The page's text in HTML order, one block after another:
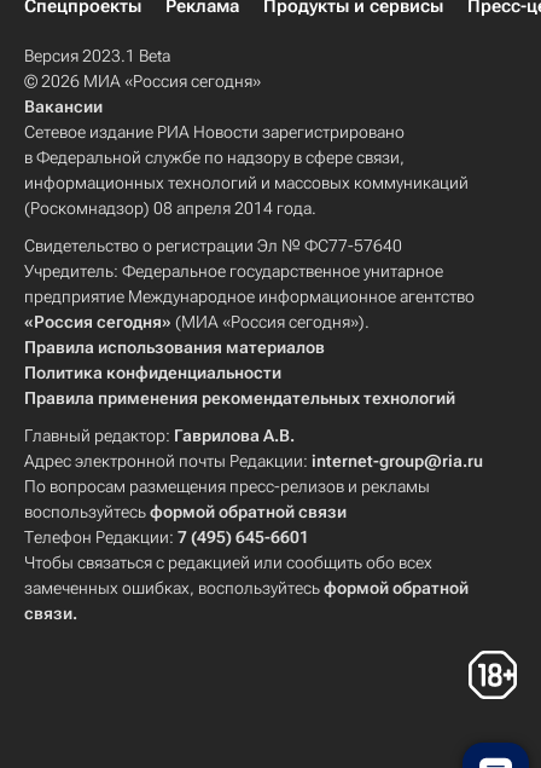
Спецпроекты
Реклама Продукты и сервисы Пресс-
Версия 2023.1 Beta
© 2026 МИА «Россия сегодня»
Вакансии
Сетевое издание РИА Новости зарегистрировано
в Федеральной службе по надзору в сфере связи,
информационных технологий и массовых коммуникаций
(Роскомнадзор) 08 апреля 2014 года.
Свидетельство о регистрации Эл № ФС77-57640
Учредитель: Федеральное государственное унитарное
предприятие Международное информационное агентство
«Россия сегодня» (МИА «Россия сегодня»).
Правила использования материалов
Политика конфиденциальности
Правила применения рекомендательных технологий
Главный редактор: Гаврилова А.В.
Адрес электронной почты Редакции: internet-group@ria.ru
По вопросам размещения пресс-релизов и рекламы
воспользуйтесьформой обратной связи
Телефон Редакции: 7 (495) 645-6601
Чтобы связаться с редакцией или сообщить обо всех
замеченных ошибках, воспользуйтесьформой обратной
связи.